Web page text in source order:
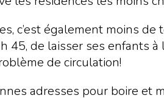
c’est également moins
45, de laisser ses enfants
de circulation!
adresses pour boire et